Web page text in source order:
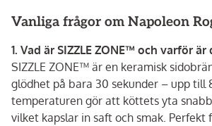
Vanliga frågor om Napoleon
1. Vad är SIZZLE ZONE™ och varför
SIZZLE ZONE™ är en keramisk
glödhet på bara 30 sekunder – upp till
temperaturen gör att köttets yta
vilket kapslar in saft och smak. Perfekt